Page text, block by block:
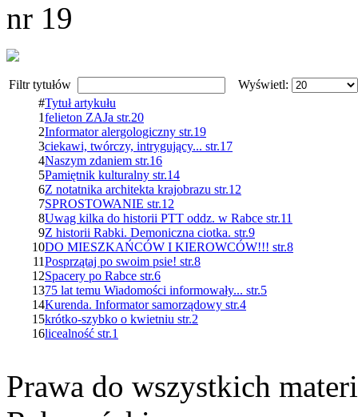
nr 19
Filtr tytułów
Wyświetl:
#Tytuł artykułu
1felieton ZAJa str.20
2Informator alergologiczny str.19
3ciekawi, twórczy, intrygujący... str.17
4Naszym zdaniem str.16
5Pamiętnik kulturalny str.14
6Z notatnika architekta krajobrazu str.12
7SPROSTOWANIE str.12
8Uwag kilka do historii PTT oddz. w Rabce str.11
9Z historii Rabki. Demoniczna ciotka. str.9
10DO MIESZKAŃCÓW I KIEROWCÓW!!! str.8
11Posprzątaj po swoim psie! str.8
12Spacery po Rabce str.6
1375 lat temu Wiadomości informowały... str.5
14Kurenda. Informator samorządowy str.4
15krótko-szybko o kwietniu str.2
16licealność str.1
Prawa do wszystkich